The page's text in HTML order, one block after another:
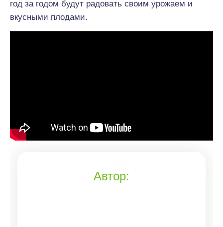
год за годом будут радовать своим урожаем и
вкусными плодами.
Автор: